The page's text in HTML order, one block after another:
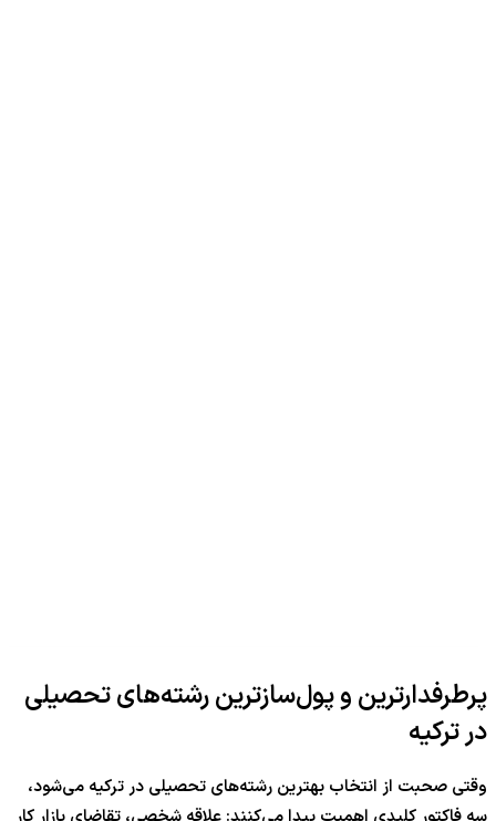
پرطرفدارترین و پول‌سازترین رشته‌های تحصیلی
در ترکیه
وقتی صحبت از انتخاب بهترین رشته‌های تحصیلی در ترکیه می‌شود،